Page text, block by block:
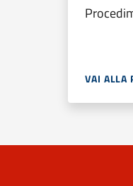
VAI ALLA